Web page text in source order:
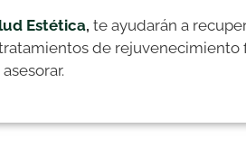
Estética, te ayudarán a
de rejuvenecimiento